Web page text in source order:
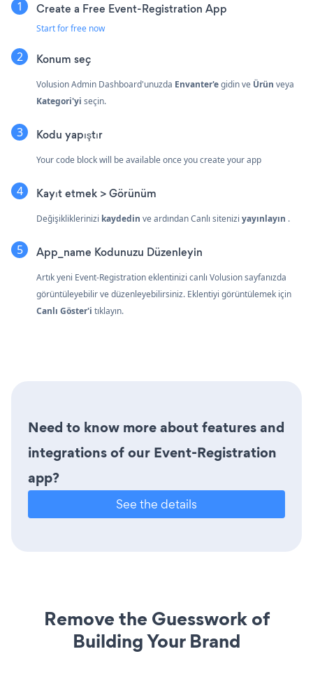
Create a Free Event-Registration App
Start for free now
Konum seç
Volusion Admin Dashboard'unuzda Envanter'egidin ve Ürün veya
Kategori'yi seçin.
Kodu yapıştır
Your code block will be available once you create your app
Kayıt etmek > Görünüm
Değişikliklerinizi kaydedin ve ardından Canlı sitenizi yayınlayın .
App_name Kodunuzu Düzenleyin
Artık yeni Event-Registration eklentinizi canlı Volusion sayfanızda
görüntüleyebilir ve düzenleyebilirsiniz. Eklentiyi görüntülemek için
Canlı Göster'i tıklayın.
Need to know more about features and
integrations of our Event-Registration
app?
See the details
Remove the Guesswork of
Building Your Brand